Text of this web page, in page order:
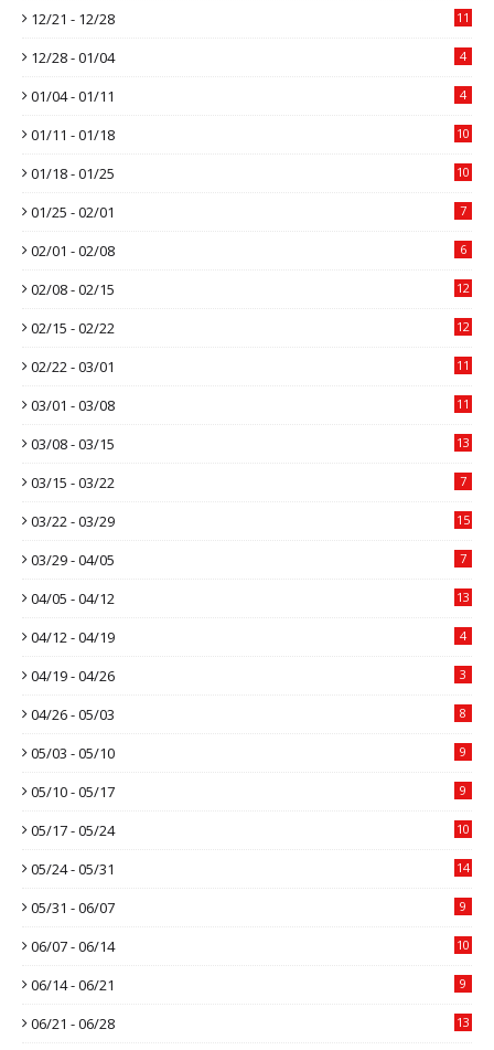
12/21 - 12/28 11
12/28 - 01/04 4
01/04 - 01/11 4
01/11 - 01/18 10
01/18 - 01/25 10
01/25 - 02/01 7
02/01 - 02/08 6
02/08 - 02/15 12
02/15 - 02/22 12
02/22 - 03/01 11
03/01 - 03/08 11
03/08 - 03/15 13
03/15 - 03/22 7
03/22 - 03/29 15
03/29 - 04/05 7
04/05 - 04/12 13
04/12 - 04/19 4
04/19 - 04/26 3
04/26 - 05/03 8
05/03 - 05/10 9
05/10 - 05/17 9
05/17 - 05/24 10
05/24 - 05/31 14
05/31 - 06/07 9
06/07 - 06/14 10
06/14 - 06/21 9
06/21 - 06/28 13